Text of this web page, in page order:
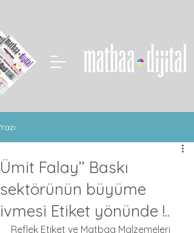
Yazı
Ümit Falay’’ Baskı
sektörünün büyüme
ivmesi Etiket yönünde !..
Reflek Etiket ve Matbaa Malzemeleri